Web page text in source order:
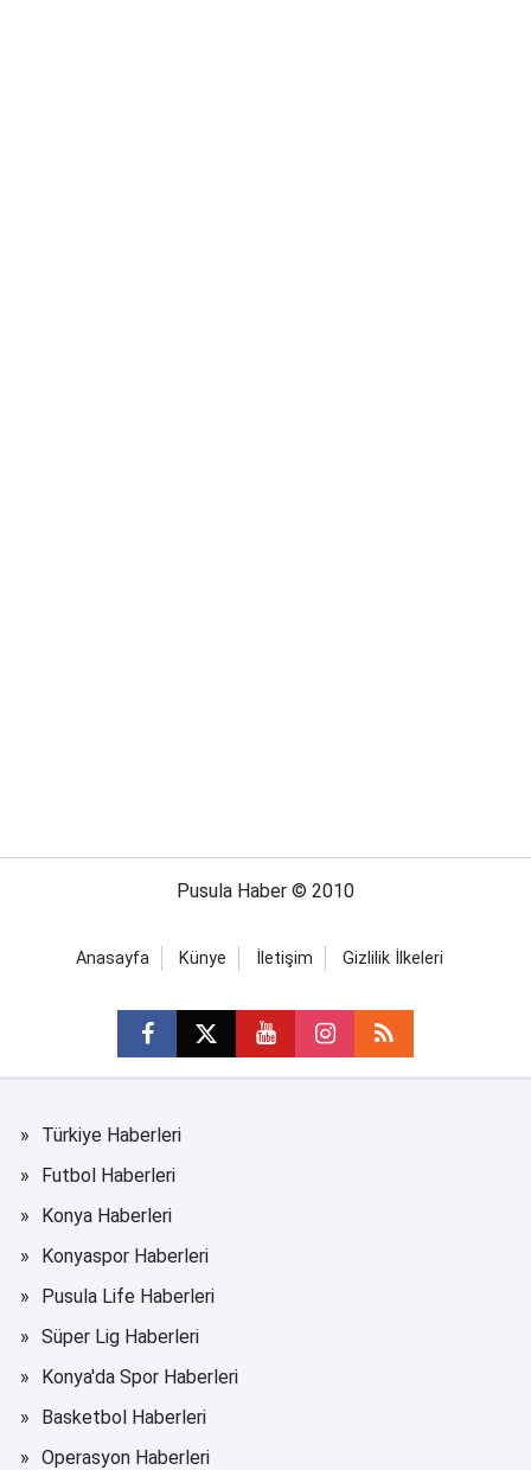
Pusula Haber © 2010
Anasayfa Künye İletişim Gizlilik İlkeleri
Türkiye Haberleri
Futbol Haberleri
Konya Haberleri
Konyaspor Haberleri
Pusula Life Haberleri
Süper Lig Haberleri
Konya'da Spor Haberleri
Basketbol Haberleri
Operasyon Haberleri